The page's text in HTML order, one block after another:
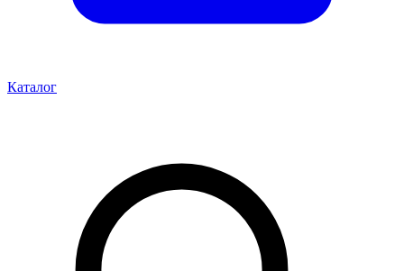
Каталог